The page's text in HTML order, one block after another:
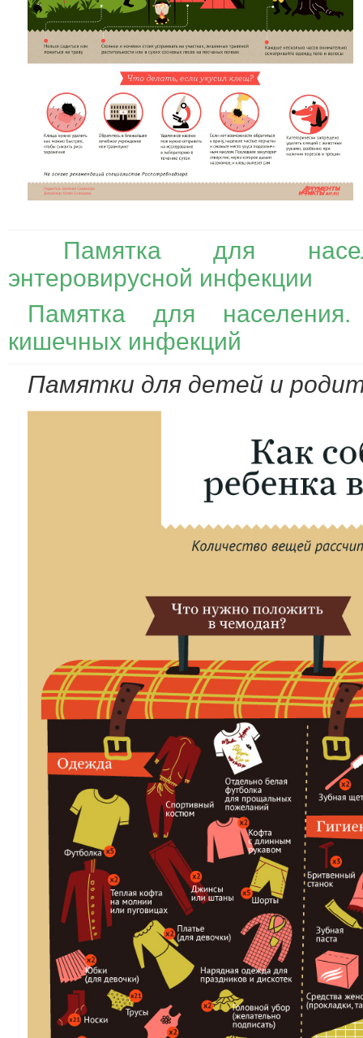
Памятка для
энтеровирусной инфекции
Памятка для
кишечных инфекций
Памятки для детей и